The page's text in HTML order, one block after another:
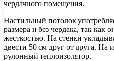
чердачного помещения.
Настильный потолок
размера и без чердака, так как
жесткостью. На стенки
двести 50 см друг от друга. На
рулонный теплоизолятор.